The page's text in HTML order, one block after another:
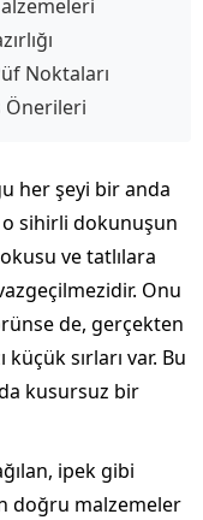
Noktaları
Önerileri
her şeyi bir anda
o sihirli dokunuşun
ve tatlılara
Onu
de, gerçekten
küçük sırları var. Bu
kusursuz bir
ipek gibi
doğru malzemeler